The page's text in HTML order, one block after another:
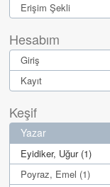
Erişim Şekli
Hesabım
Giriş
Kayıt
Keşif
Yazar
Eyidiker, Uğur (1)
Poyraz, Emel (1)